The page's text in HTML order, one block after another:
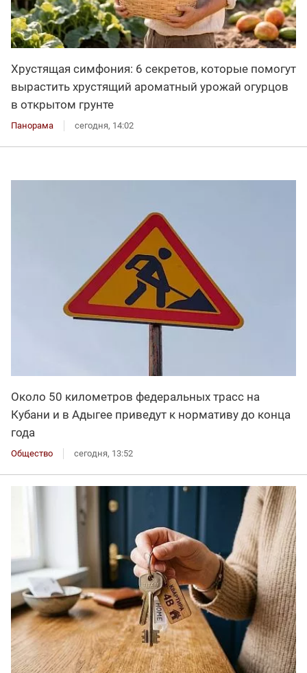
Хрустящая симфония: 6 секретов, которые помогут
вырастить хрустящий ароматный урожай огурцов
в открытом грунте
Панорама сегодня, 14:02
Около 50 километров федеральных трасс на
Кубани и в Адыгее приведут к нормативу до конца
года
Общество сегодня, 13:52